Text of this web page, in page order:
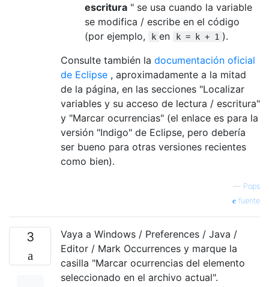
escritura " se usa cuando la variable
se modifica / escribe en el código
(por ejemplo,
k en k = k + 1 ).
Consulte también la documentación oficial
de Eclipse , aproximadamente a la mitad
de la página, en las secciones "Localizar
variables y su acceso de lectura / escritura"
y "Marcar ocurrencias" (el enlace es para la
versión "Indigo" de Eclipse, pero debería
ser bueno para otras versiones recientes
como bien).
— Pops
fuente
3
Vaya a Windows / Preferences / Java /
Editor / Mark Occurrences y marque la
casilla "Marcar ocurrencias del elemento
seleccionado en el archivo actual".